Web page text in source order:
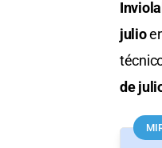
julio
de